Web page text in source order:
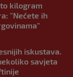
kilogram
"Nećete ih
iskustava.
savjeta